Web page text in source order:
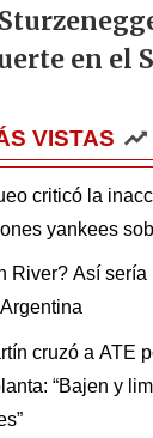
en el
VISTAS
criticó la
yankees
River? Así
cruzó a ATE
“Bajen y